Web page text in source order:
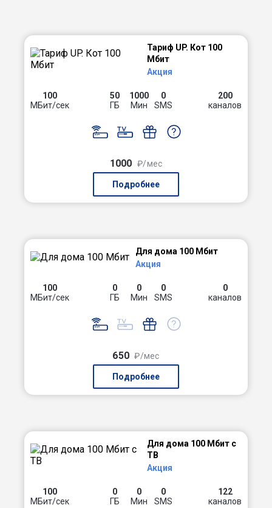
Тариф UP. Кот 100
Мбит
Акция
100
МБит/сек
50
ГБ
1000
Мин
0
SMS
200
каналов
1000 ₽/мес
Подробнее
Для дома 100 Мбит
Акция
100
МБит/сек
0
ГБ
0
Мин
0
SMS
0
каналов
650 ₽/мес
Подробнее
Для дома 100 Мбит с
ТВ
Акция
100
МБит/сек
0
ГБ
0
Мин
0
SMS
122
каналов